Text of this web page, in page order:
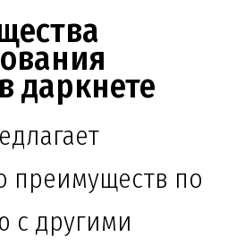
даркнете
преимуществ по
с другими